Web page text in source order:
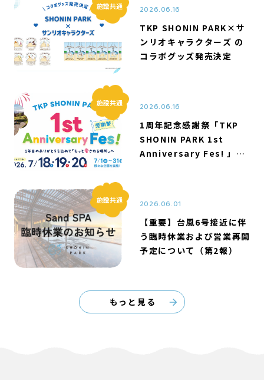
施設共通 2026.06.16
TKP SHONIN PARK×サ
ンリオキャラクターズ の
コラボグッズ発売決定
施設共通 2026.06.16
1周年記念感謝祭「TKP
SHONIN PARK 1st
Anniversary Fes! 」開
施設共通 2026.06.01
【重要】台風6号接近に伴
う臨時休業および営業再開
予定について（第2報）
もっと見る